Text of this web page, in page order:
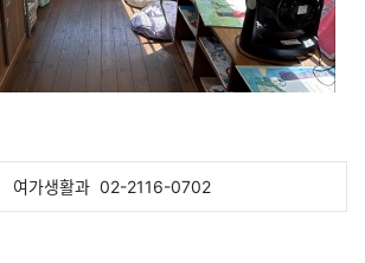
여가생활과 02-2116-0702